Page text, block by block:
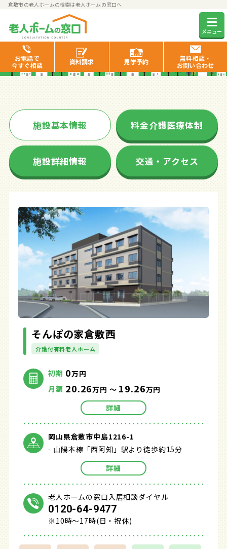
倉敷市の老人ホームの検索は老人ホームの窓口へ
メニュー
お電話で
今すぐ相談
資料請求 見学予約
無料相談・
お問い合わせ
そんぽの家倉敷西
施設基本情報 料金介護医療体制
施設詳細情報 交通・アクセス
そんぽの家倉敷西
介護付有料老人ホーム
初期 0万円
月額 20.26万円 ～ 19.26万円
詳細
岡山県倉敷市中島1216-1
山陽本線「西阿知」駅より徒歩約15分
詳細
老人ホームの窓口入居相談ダイヤル
0120-64-9477
※10時～17時(日・祝休)